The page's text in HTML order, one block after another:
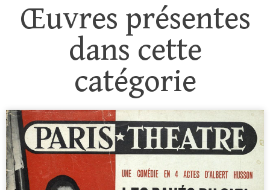
Œuvres présentes
dans cette
catégorie